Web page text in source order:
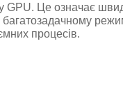
GPU. Це означає
багатозадачному
процесів.